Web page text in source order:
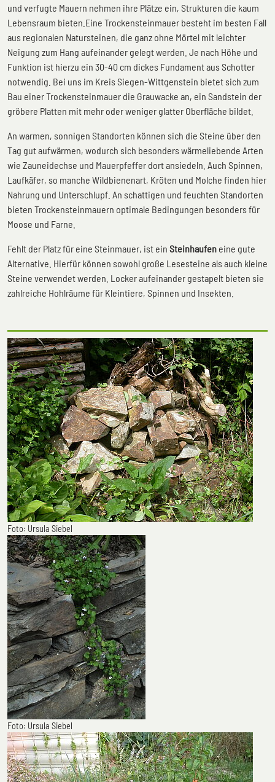
und verfugte Mauern nehmen ihre Plätze ein, Strukturen die kaum
Lebensraum bieten.Eine Trockensteinmauer besteht im besten Fall
aus regionalen Natursteinen, die ganz ohne Mörtel mit leichter
Neigung zum Hang aufeinander gelegt werden. Je nach Höhe und
Funktion ist hierzu ein 30-40 cm dickes Fundament aus Schotter
notwendig. Bei uns im Kreis Siegen-Wittgenstein bietet sich zum
Bau einer Trockensteinmauer die Grauwacke an, ein Sandstein der
gröbere Platten mit mehr oder weniger glatter Oberfläche bildet.
An warmen, sonnigen Standorten können sich die Steine über den
Tag gut aufwärmen, wodurch sich besonders wärmeliebende Arten
wie Zauneidechse und Mauerpfeffer dort ansiedeln. Auch Spinnen,
Laufkäfer, so manche Wildbienenart, Kröten und Molche finden hier
Nahrung und Unterschlupf. An schattigen und feuchten Standorten
bieten Trockensteinmauern optimale Bedingungen besonders für
Moose und Farne.
Fehlt der Platz für eine Steinmauer, ist ein Steinhaufen eine gute
Alternative. Hierfür können sowohl große Lesesteine als auch kleine
Steine verwendet werden. Locker aufeinander gestapelt bieten sie
zahlreiche Hohlräume für Kleintiere, Spinnen und Insekten.
Foto: Ursula Siebel
Foto: Ursula Siebel